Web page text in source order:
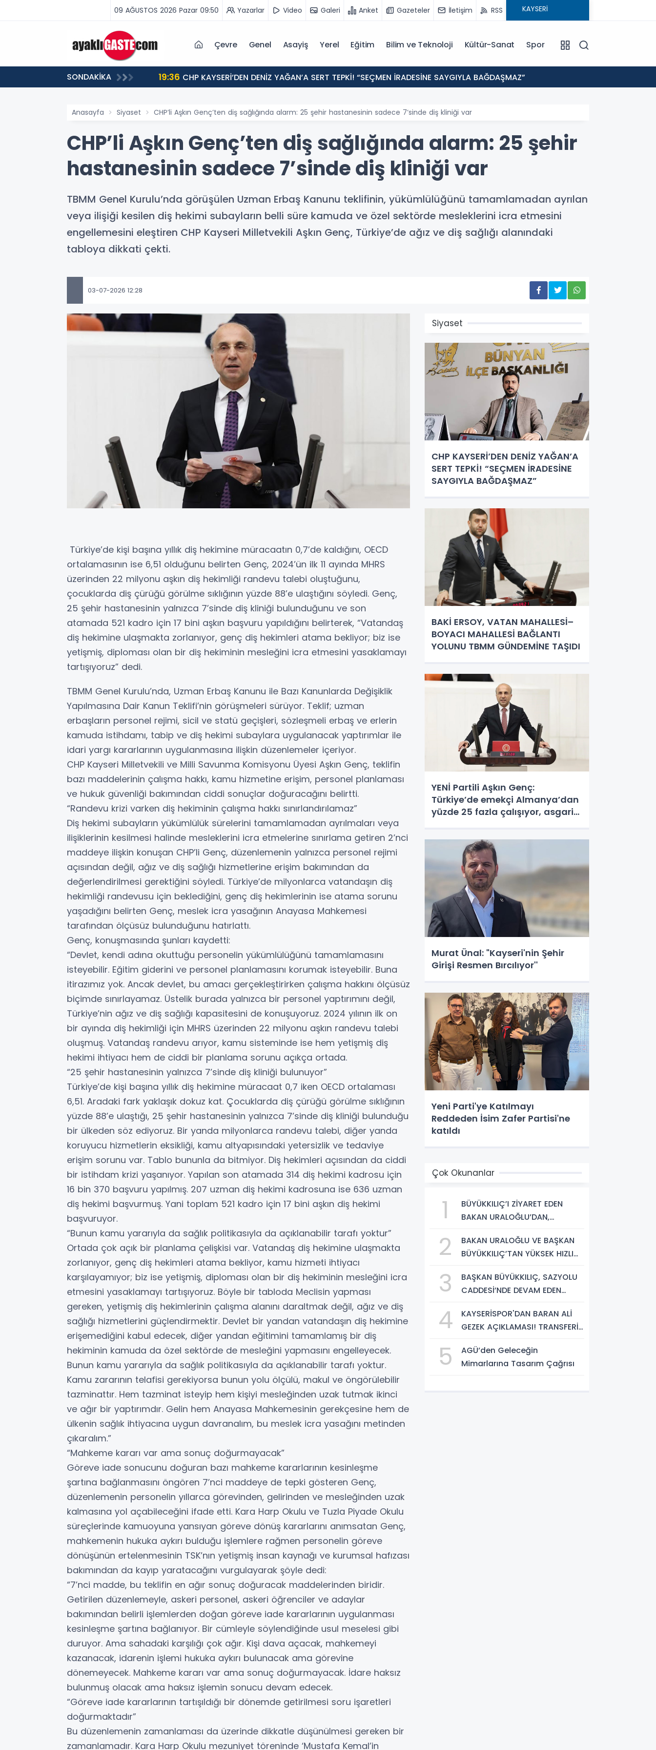
09 AĞUSTOS 2026 Pazar 09:50 Yazarlar Video Galeri Anket Gazeteler İletişim RSS
Çevre Genel Asayiş Yerel Eğitim Bilim ve Teknoloji Kültür-Sanat Spor
SONDAKİKA 19:36 CHP KAYSERİ’DEN DENİZ YAĞAN’A SERT TEPKİ! “SEÇMEN İRADESİNE SAYGIYLA BAĞDAŞMAZ”
Anasayfa Siyaset CHP’li Aşkın Genç’ten diş sağlığında alarm: 25 şehir hastanesinin sadece 7’sinde diş kliniği var
CHP’li Aşkın Genç’ten diş sağlığında alarm: 25 şehir
hastanesinin sadece 7’sinde diş kliniği var
TBMM Genel Kurulu’nda görüşülen Uzman Erbaş Kanunu teklifinin, yükümlülüğünü tamamlamadan ayrılan
veya ilişiği kesilen diş hekimi subayların belli süre kamuda ve özel sektörde mesleklerini icra etmesini
engellemesini eleştiren CHP Kayseri Milletvekili Aşkın Genç, Türkiye’de ağız ve diş sağlığı alanındaki
tabloya dikkati çekti.
03-07-2026 12:28
Türkiye’de kişi başına yıllık diş hekimine müracaatın 0,7’de kaldığını, OECD
ortalamasının ise 6,51 olduğunu belirten Genç, 2024’ün ilk 11 ayında MHRS
üzerinden 22 milyonu aşkın diş hekimliği randevu talebi oluştuğunu,
çocuklarda diş çürüğü görülme sıklığının yüzde 88’e ulaştığını söyledi. Genç,
25 şehir hastanesinin yalnızca 7’sinde diş kliniği bulunduğunu ve son
atamada 521 kadro için 17 bini aşkın başvuru yapıldığını belirterek, “Vatandaş
diş hekimine ulaşmakta zorlanıyor, genç diş hekimleri atama bekliyor; biz ise
yetişmiş, diploması olan bir diş hekiminin mesleğini icra etmesini yasaklamayı
tartışıyoruz” dedi.
TBMM Genel Kurulu’nda, Uzman Erbaş Kanunu ile Bazı Kanunlarda Değişiklik
Yapılmasına Dair Kanun Teklifi’nin görüşmeleri sürüyor. Teklif; uzman
erbaşların personel rejimi, sicil ve statü geçişleri, sözleşmeli erbaş ve erlerin
kamuda istihdamı, tabip ve diş hekimi subaylara uygulanacak yaptırımlar ile
idari yargı kararlarının uygulanmasına ilişkin düzenlemeler içeriyor.
CHP Kayseri Milletvekili ve Milli Savunma Komisyonu Üyesi Aşkın Genç, teklifin
bazı maddelerinin çalışma hakkı, kamu hizmetine erişim, personel planlaması
ve hukuk güvenliği bakımından ciddi sonuçlar doğuracağını belirtti.
“Randevu krizi varken diş hekiminin çalışma hakkı sınırlandırılamaz”
Diş hekimi subayların yükümlülük sürelerini tamamlamadan ayrılmaları veya
ilişiklerinin kesilmesi halinde mesleklerini icra etmelerine sınırlama getiren 2’nci
maddeye ilişkin konuşan CHP’li Genç, düzenlemenin yalnızca personel rejimi
açısından değil, ağız ve diş sağlığı hizmetlerine erişim bakımından da
değerlendirilmesi gerektiğini söyledi. Türkiye’de milyonlarca vatandaşın diş
hekimliği randevusu için beklediğini, genç diş hekimlerinin ise atama sorunu
yaşadığını belirten Genç, meslek icra yasağının Anayasa Mahkemesi
tarafından ölçüsüz bulunduğunu hatırlattı.
Genç, konuşmasında şunları kaydetti:
“Devlet, kendi adına okuttuğu personelin yükümlülüğünü tamamlamasını
isteyebilir. Eğitim giderini ve personel planlamasını korumak isteyebilir. Buna
itirazımız yok. Ancak devlet, bu amacı gerçekleştirirken çalışma hakkını ölçüsüz
biçimde sınırlayamaz. Üstelik burada yalnızca bir personel yaptırımını değil,
Türkiye’nin ağız ve diş sağlığı kapasitesini de konuşuyoruz. 2024 yılının ilk on
bir ayında diş hekimliği için MHRS üzerinden 22 milyonu aşkın randevu talebi
oluşmuş. Vatandaş randevu arıyor, kamu sisteminde ise hem yetişmiş diş
hekimi ihtiyacı hem de ciddi bir planlama sorunu açıkça ortada.
“25 şehir hastanesinin yalnızca 7’sinde diş kliniği bulunuyor”
Türkiye’de kişi başına yıllık diş hekimine müracaat 0,7 iken OECD ortalaması
6,51. Aradaki fark yaklaşık dokuz kat. Çocuklarda diş çürüğü görülme sıklığının
yüzde 88’e ulaştığı, 25 şehir hastanesinin yalnızca 7’sinde diş kliniği bulunduğu
bir ülkeden söz ediyoruz. Bir yanda milyonlarca randevu talebi, diğer yanda
koruyucu hizmetlerin eksikliği, kamu altyapısındaki yetersizlik ve tedaviye
erişim sorunu var. Tablo bununla da bitmiyor. Diş hekimleri açısından da ciddi
bir istihdam krizi yaşanıyor. Yapılan son atamada 314 diş hekimi kadrosu için
16 bin 370 başvuru yapılmış. 207 uzman diş hekimi kadrosuna ise 636 uzman
diş hekimi başvurmuş. Yani toplam 521 kadro için 17 bini aşkın diş hekimi
başvuruyor.
“Bunun kamu yararıyla da sağlık politikasıyla da açıklanabilir tarafı yoktur”
Ortada çok açık bir planlama çelişkisi var. Vatandaş diş hekimine ulaşmakta
zorlanıyor, genç diş hekimleri atama bekliyor, kamu hizmeti ihtiyacı
karşılayamıyor; biz ise yetişmiş, diploması olan bir diş hekiminin mesleğini icra
etmesini yasaklamayı tartışıyoruz. Böyle bir tabloda Meclisin yapması
gereken, yetişmiş diş hekimlerinin çalışma alanını daraltmak değil, ağız ve diş
sağlığı hizmetlerini güçlendirmektir. Devlet bir yandan vatandaşın diş hekimine
erişemediğini kabul edecek, diğer yandan eğitimini tamamlamış bir diş
hekiminin kamuda da özel sektörde de mesleğini yapmasını engelleyecek.
Bunun kamu yararıyla da sağlık politikasıyla da açıklanabilir tarafı yoktur.
Kamu zararının telafisi gerekiyorsa bunun yolu ölçülü, makul ve öngörülebilir
tazminattır. Hem tazminat isteyip hem kişiyi mesleğinden uzak tutmak ikinci
ve ağır bir yaptırımdır. Gelin hem Anayasa Mahkemesinin gerekçesine hem de
ülkenin sağlık ihtiyacına uygun davranalım, bu meslek icra yasağını metinden
çıkaralım.”
“Mahkeme kararı var ama sonuç doğurmayacak”
Göreve iade sonucunu doğuran bazı mahkeme kararlarının kesinleşme
şartına bağlanmasını öngören 7’nci maddeye de tepki gösteren Genç,
düzenlemenin personelin yıllarca görevinden, gelirinden ve mesleğinden uzak
kalmasına yol açabileceğini ifade etti. Kara Harp Okulu ve Tuzla Piyade Okulu
süreçlerinde kamuoyuna yansıyan göreve dönüş kararlarını anımsatan Genç,
mahkemenin hukuka aykırı bulduğu işlemlere rağmen personelin göreve
dönüşünün ertelenmesinin TSK’nın yetişmiş insan kaynağı ve kurumsal hafızası
bakımından da kayıp yaratacağını vurgulayarak şöyle dedi:
“7’nci madde, bu teklifin en ağır sonuç doğuracak maddelerinden biridir.
Getirilen düzenlemeyle, askeri personel, askeri öğrenciler ve adaylar
bakımından belirli işlemlerden doğan göreve iade kararlarının uygulanması
kesinleşme şartına bağlanıyor. Bir cümleyle söylendiğinde usul meselesi gibi
duruyor. Ama sahadaki karşılığı çok ağır. Kişi dava açacak, mahkemeyi
kazanacak, idarenin işlemi hukuka aykırı bulunacak ama görevine
dönemeyecek. Mahkeme kararı var ama sonuç doğurmayacak. İdare haksız
bulunmuş olacak ama haksız işlemin sonucu devam edecek.
“Göreve iade kararlarının tartışıldığı bir dönemde getirilmesi soru işaretleri
doğurmaktadır”
Bu düzenlemenin zamanlaması da üzerinde dikkatle düşünülmesi gereken bir
zamanlamadır. Kara Harp Okulu mezuniyet töreninde ‘Mustafa Kemal’in
Siyaset
CHP KAYSERİ’DEN DENİZ YAĞAN’A
SERT TEPKİ! “SEÇMEN İRADESİNE
SAYGIYLA BAĞDAŞMAZ”
BAKİ ERSOY, VATAN MAHALLESİ–
BOYACI MAHALLESİ BAĞLANTI
YOLUNU TBMM GÜNDEMİNE TAŞIDI
YENİ Partili Aşkın Genç:
Türkiye’de emekçi Almanya’dan
yüzde 25 fazla çalışıyor, asgari
Murat Ünal: "Kayseri'nin Şehir
Girişi Resmen Bırcılıyor''
Yeni Parti'ye Katılmayı
Reddeden İsim Zafer Partisi'ne
katıldı
Çok Okunanlar
1
BÜYÜKKILIÇ’I ZİYARET EDEN
BAKAN URALOĞLU’DAN,
YÖNETİM UYUMU’NA VURGU
2
BAKAN URALOĞLU VE BAŞKAN
BÜYÜKKILIÇ’TAN YÜKSEK HIZLI
3
BAŞKAN BÜYÜKKILIÇ, SAZYOLU
CADDESİ’NDE DEVAM EDEN
İNCELEDİ
4
KAYSERİSPOR'DAN BARAN ALİ
GEZEK AÇIKLAMASI! TRANSFERİN
5
AGÜ’den Geleceğin
Mimarlarına Tasarım Çağrısı